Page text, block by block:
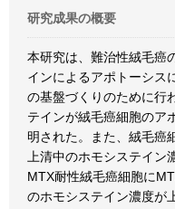
研究成果の概要
本研究は、難治性絨毛癌
インによるアポトーシス
の基盤づくりのために行
テインが絨毛癌細胞のア
明された。また、絨毛癌
上清中のホモシステイン
MTX耐性絨毛癌細胞に
のホモシステイン濃度が